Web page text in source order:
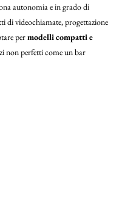
autonomia e in grado di
di videochiamate, progettazione
permodelli compatti e
non perfetti come un bar